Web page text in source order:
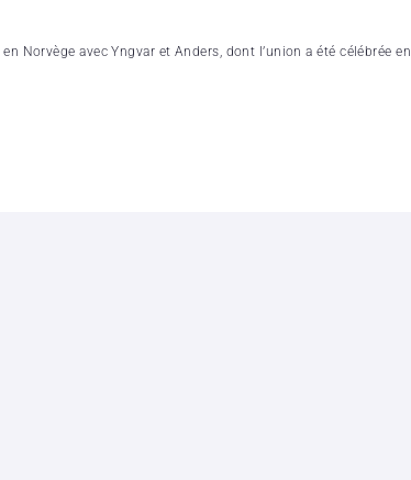
Norvège avec Yngvar et Anders, dont l’union a été célébrée en